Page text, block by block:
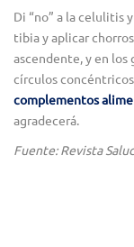
Di “no” a la celulitis
tibia y aplicar
ascendente, y en
círculos
complementos
agradecerá.
Fuente: Revista